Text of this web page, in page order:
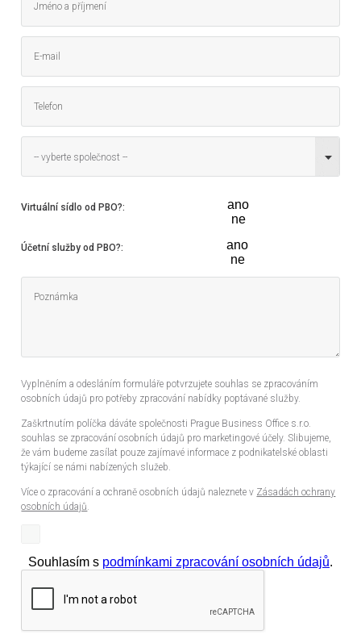
-- vyberte společnost --
Virtuální sídlo od PBO?:
ano
ne
Účetní služby od PBO?:
ano
ne
Vyplněním a odesláním formuláře potvrzujete souhlas se zpracováním
osobních údajů pro potřeby zpracování nabídky poptávané služby.
Zaškrtnutím políčka dáváte společnosti Prague Business Office s.r.o.
souhlas se zpracování osobních údajů pro marketingové účely. Slibujeme,
že vám budeme zasílat pouze zajímavé informace z podnikatelské oblasti
týkající se námi nabízených služeb.
Více o zpracování a ochraně osobních údajů naleznete v Zásadách ochrany
osobních údajů.
Souhlasím s podmínkami zpracování osobních údajů.